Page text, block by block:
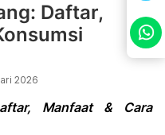
Daftar,
2026
Manfaat & Cara